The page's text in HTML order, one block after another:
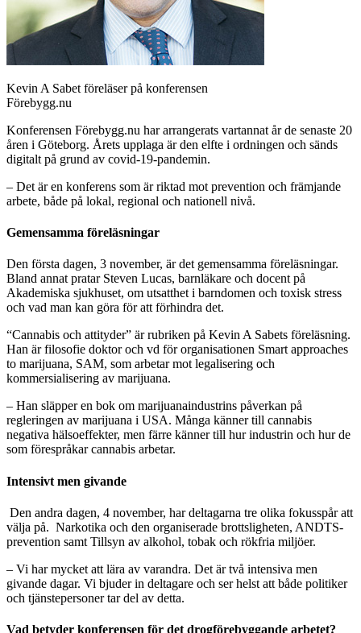
Kevin A Sabet föreläser på konferensen
Förebygg.nu
Konferensen Förebygg.nu har arrangerats vartannat år de senaste 20
åren i Göteborg. Årets upplaga är den elfte i ordningen och sänds
digitalt på grund av covid-19-pandemin.
– Det är en konferens som är riktad mot prevention och främjande
arbete, både på lokal, regional och nationell nivå.
Gemensamma föreläsningar
Den första dagen, 3 november, är det gemensamma föreläsningar.
Bland annat pratar Steven Lucas, barnläkare och docent på
Akademiska sjukhuset, om utsatthet i barndomen och toxisk stress
och vad man kan göra för att förhindra det.
“Cannabis och attityder” är rubriken på Kevin A Sabets föreläsning.
Han är filosofie doktor och vd för organisationen Smart approaches
to marijuana, SAM, som arbetar mot legalisering och
kommersialisering av marijuana.
– Han släpper en bok om marijuanaindustrins påverkan på
regleringen av marijuana i USA. Många känner till cannabis
negativa hälsoeffekter, men färre känner till hur industrin och hur de
som förespråkar cannabis arbetar.
Intensivt men givande
Den andra dagen, 4 november, har deltagarna tre olika fokusspår att
välja på. Narkotika och den organiserade brottsligheten, ANDTS-
prevention samt Tillsyn av alkohol, tobak och rökfria miljöer.
– Vi har mycket att lära av varandra. Det är två intensiva men
givande dagar. Vi bjuder in deltagare och ser helst att både politiker
och tjänstepersoner tar del av detta.
Vad betyder konferensen för det drogförebyggande arbetet?